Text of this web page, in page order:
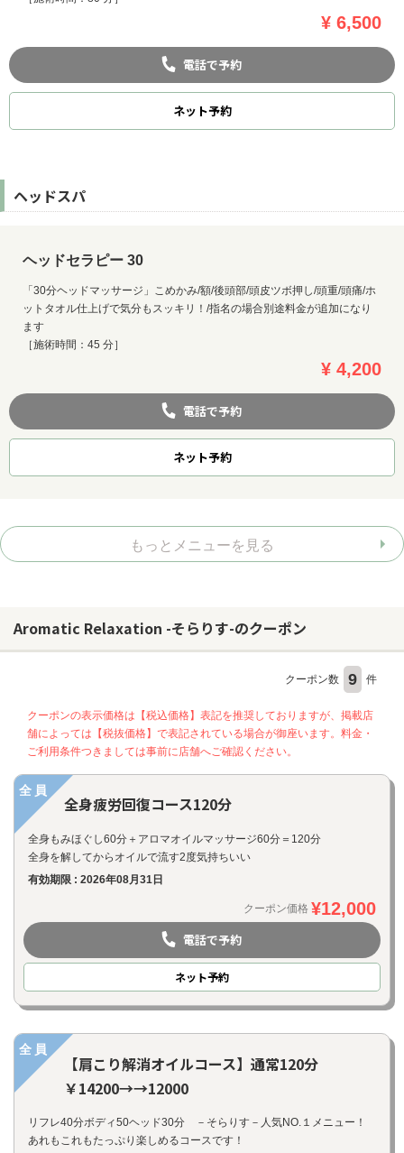
¥ 6,500
電話で予約
ネット予約
ヘッドスパ
ヘッドセラピー 30
「30分ヘッドマッサージ」こめかみ/額/後頭部/頭皮ツボ押し/頭重/頭痛/ホ
ットタオル仕上げで気分もスッキリ！/指名の場合別途料金が追加になり
ます
［施術時間：45 分］
¥ 4,200
電話で予約
ネット予約
もっとメニューを見る
Aromatic Relaxation -そらりす-のクーポン
クーポン数 9 件
クーポンの表示価格は【税込価格】表記を推奨しておりますが、掲載店
舗によっては【税抜価格】で表記されている場合が御座います。料金・
ご利用条件つきましては事前に店舗へご確認ください。
全員
全身疲労回復コース120分
全身もみほぐし60分＋アロマオイルマッサージ60分＝120分
全身を解してからオイルで流す2度気持ちいい
有効期限 : 2026年08月31日
クーポン価格 ¥12,000
電話で予約
ネット予約
全員
【肩こり解消オイルコース】通常120分
￥14200→→12000
リフレ40分ボディ50ヘッド30分 －そらりす－人気NO.１メニュー！
あれもこれもたっぷり楽しめるコースです！